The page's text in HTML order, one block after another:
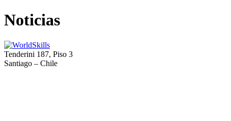
Noticias
Tenderini 187, Piso 3
Santiago – Chile